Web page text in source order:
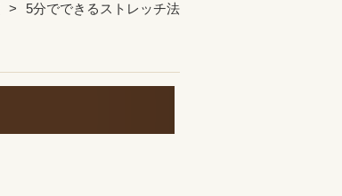
5分でできるストレッチ法